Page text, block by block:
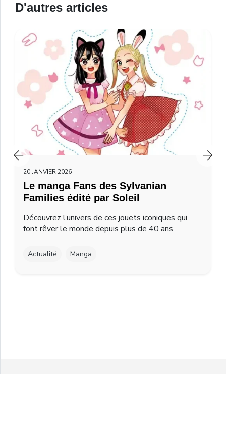
D'autres articles
20 JANVIER 2026
Le manga Fans des Sylvanian
Families édité par Soleil
Découvrez l’univers de ces jouets iconiques qui
font rêver le monde depuis plus de 40 ans
Actualité Manga